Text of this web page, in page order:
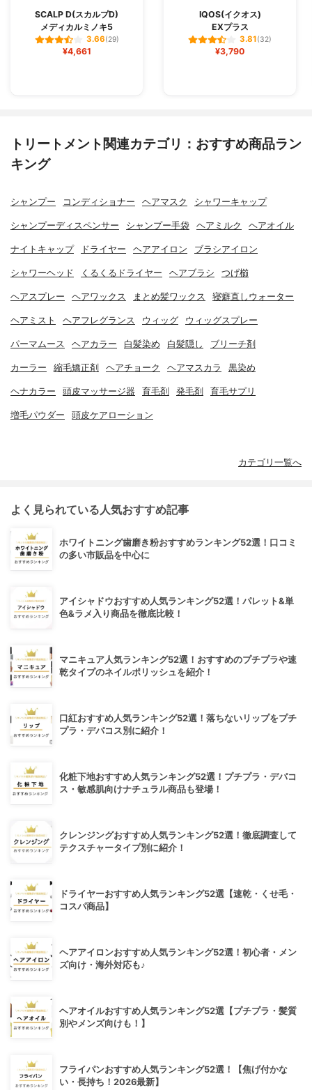
SCALP D(スカルプD)
メディカルミノキ5
3.66(29)
¥4,661
IQOS(イクオス)
EXプラス
3.81(32)
¥3,790
トリートメント関連カテゴリ：おすすめ商品ラン
キング
シャンプー コンディショナー ヘアマスク シャワーキャップ
シャンプーディスペンサー シャンプー手袋 ヘアミルク ヘアオイル
ナイトキャップ ドライヤー ヘアアイロン ブラシアイロン
シャワーヘッド くるくるドライヤー ヘアブラシ つげ櫛
ヘアスプレー ヘアワックス まとめ髪ワックス 寝癖直しウォーター
ヘアミスト ヘアフレグランス ウィッグ ウィッグスプレー
パーマムース ヘアカラー 白髪染め 白髪隠し ブリーチ剤
カーラー 縮毛矯正剤 ヘアチョーク ヘアマスカラ 黒染め
ヘナカラー 頭皮マッサージ器 育毛剤 発毛剤 育毛サプリ
増毛パウダー 頭皮ケアローション
カテゴリ一覧へ
よく見られている人気おすすめ記事
ホワイトニング歯磨き粉おすすめランキング52選！口コミ
の多い市販品を中心に
アイシャドウおすすめ人気ランキング52選！パレット&単
色&ラメ入り商品を徹底比較！
マニキュア人気ランキング52選！おすすめのプチプラや速
乾タイプのネイルポリッシュを紹介！
口紅おすすめ人気ランキング52選！落ちないリップをプチ
プラ・デパコス別に紹介！
化粧下地おすすめ人気ランキング52選！プチプラ・デパコ
ス・敏感肌向けナチュラル商品も登場！
クレンジングおすすめ人気ランキング52選！徹底調査して
テクスチャータイプ別に紹介！
ドライヤーおすすめ人気ランキング52選【速乾・くせ毛・
コスパ商品】
ヘアアイロンおすすめ人気ランキング52選！初心者・メン
ズ向け・海外対応も♪
ヘアオイルおすすめ人気ランキング52選【プチプラ・髪質
別やメンズ向けも！】
フライパンおすすめ人気ランキング52選！【焦げ付かな
い・長持ち！2026最新】